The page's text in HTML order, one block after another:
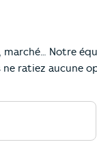
marché… Notre
ne ratiez aucune